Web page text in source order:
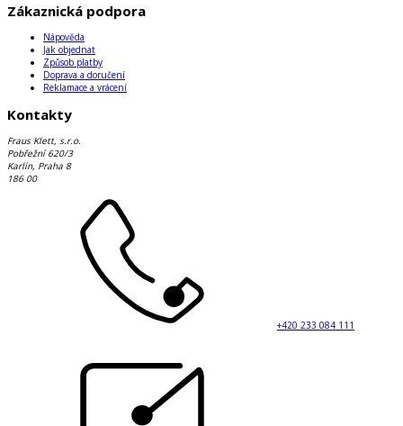
Zákaznická podpora
Nápověda
Jak objednat
Způsob platby
Doprava a doručení
Reklamace a vrácení
Kontakty
Fraus Klett, s.r.o.
Pobřežní 620/3
Karlín, Praha 8
186 00
+420 233 084 111